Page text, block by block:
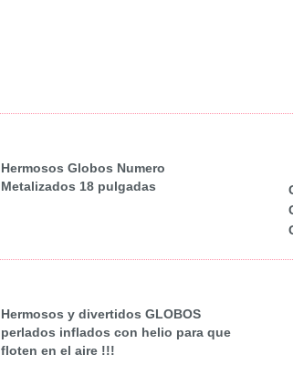
Hermosos Globos Numero
Metalizados 18 pulgadas
Hermosos y divertidos GLOBOS
perlados inflados con helio para que
floten en el aire !!!